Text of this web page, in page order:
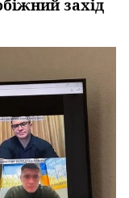
захід